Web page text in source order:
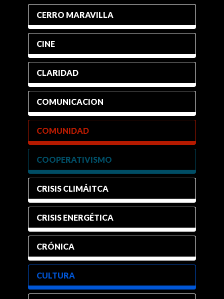
CERRO MARAVILLA
CINE
CLARIDAD
COMUNICACION
COMUNIDAD
COOPERATIVISMO
CRISIS CLIMÁITCA
CRISIS ENERGÉTICA
CRÓNICA
CULTURA